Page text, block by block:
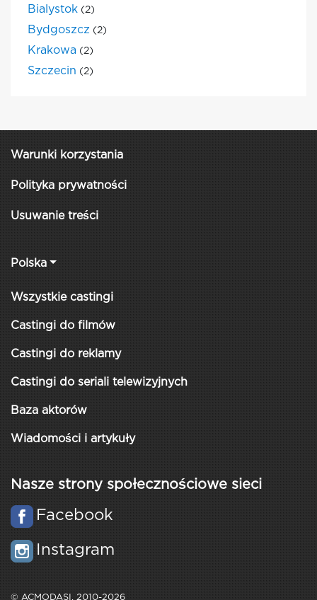
Bialystok (2)
Bydgoszcz (2)
Krakowa (2)
Szczecin (2)
Warunki korzystania
Polityka prywatności
Usuwanie treści
Polska
Wszystkie castingi
Castingi do filmów
Castingi do reklamy
Castingi do seriali telewizyjnych
Baza aktorów
Wiadomości i artykuły
Nasze strony społecznościowe sieci
Facebook
Instagram
© ACMODASI, 2010-2026